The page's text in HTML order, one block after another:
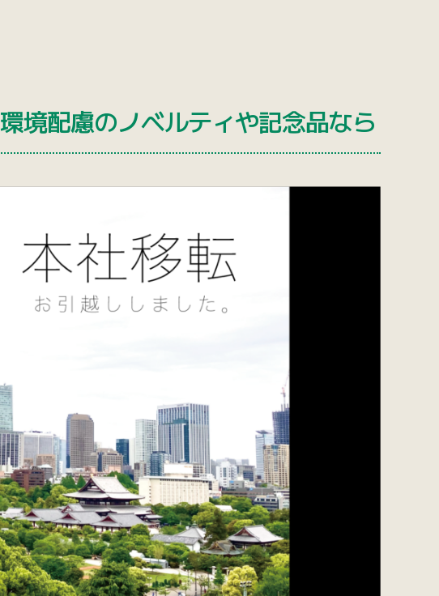
境配慮のノベルティや記念品なら